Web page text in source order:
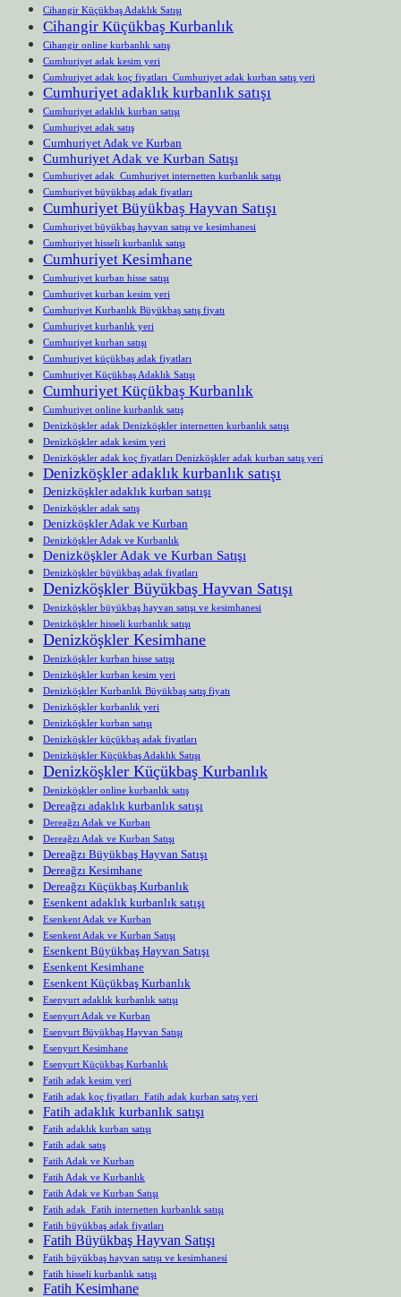
Cihangir Küçükbaş Adaklık Satışı
Cihangir Küçükbaş Kurbanlık
Cihangir online kurbanlık satış
Cumhuriyet adak kesim yeri
Cumhuriyet adak koç fiyatları Cumhuriyet adak kurban satış yeri
Cumhuriyet adaklık kurbanlık satışı
Cumhuriyet adaklık kurban satışı
Cumhuriyet adak satış
Cumhuriyet Adak ve Kurban
Cumhuriyet Adak ve Kurban Satışı
Cumhuriyet adak Cumhuriyet internetten kurbanlık satışı
Cumhuriyet büyükbaş adak fiyatları
Cumhuriyet Büyükbaş Hayvan Satışı
Cumhuriyet büyükbaş hayvan satışı ve kesimhanesi
Cumhuriyet hisseli kurbanlık satışı
Cumhuriyet Kesimhane
Cumhuriyet kurban hisse satışı
Cumhuriyet kurban kesim yeri
Cumhuriyet Kurbanlık Büyükbaş satış fiyatı
Cumhuriyet kurbanlık yeri
Cumhuriyet kurban satışı
Cumhuriyet küçükbaş adak fiyatları
Cumhuriyet Küçükbaş Adaklık Satışı
Cumhuriyet Küçükbaş Kurbanlık
Cumhuriyet online kurbanlık satış
Denizköşkler adak Denizköşkler internetten kurbanlık satışı
Denizköşkler adak kesim yeri
Denizköşkler adak koç fiyatları Denizköşkler adak kurban satış yeri
Denizköşkler adaklık kurbanlık satışı
Denizköşkler adaklık kurban satışı
Denizköşkler adak satış
Denizköşkler Adak ve Kurban
Denizköşkler Adak ve Kurbanlık
Denizköşkler Adak ve Kurban Satışı
Denizköşkler büyükbaş adak fiyatları
Denizköşkler Büyükbaş Hayvan Satışı
Denizköşkler büyükbaş hayvan satışı ve kesimhanesi
Denizköşkler hisseli kurbanlık satışı
Denizköşkler Kesimhane
Denizköşkler kurban hisse satışı
Denizköşkler kurban kesim yeri
Denizköşkler Kurbanlık Büyükbaş satış fiyatı
Denizköşkler kurbanlık yeri
Denizköşkler kurban satışı
Denizköşkler küçükbaş adak fiyatları
Denizköşkler Küçükbaş Adaklık Satışı
Denizköşkler Küçükbaş Kurbanlık
Denizköşkler online kurbanlık satış
Dereağzı adaklık kurbanlık satışı
Dereağzı Adak ve Kurban
Dereağzı Adak ve Kurban Satışı
Dereağzı Büyükbaş Hayvan Satışı
Dereağzı Kesimhane
Dereağzı Küçükbaş Kurbanlık
Esenkent adaklık kurbanlık satışı
Esenkent Adak ve Kurban
Esenkent Adak ve Kurban Satışı
Esenkent Büyükbaş Hayvan Satışı
Esenkent Kesimhane
Esenkent Küçükbaş Kurbanlık
Esenyurt adaklık kurbanlık satışı
Esenyurt Adak ve Kurban
Esenyurt Büyükbaş Hayvan Satışı
Esenyurt Kesimhane
Esenyurt Küçükbaş Kurbanlık
Fatih adak kesim yeri
Fatih adak koç fiyatları Fatih adak kurban satış yeri
Fatih adaklık kurbanlık satışı
Fatih adaklık kurban satışı
Fatih adak satış
Fatih Adak ve Kurban
Fatih Adak ve Kurbanlık
Fatih Adak ve Kurban Satışı
Fatih adak Fatih internetten kurbanlık satışı
Fatih büyükbaş adak fiyatları
Fatih Büyükbaş Hayvan Satışı
Fatih büyükbaş hayvan satışı ve kesimhanesi
Fatih hisseli kurbanlık satışı
Fatih Kesimhane